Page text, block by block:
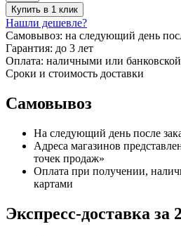
Купить в 1 клик
Нашли дешевле?
Самовывоз: на следующий день
Гарантия: до 3 лет
Оплата: наличными или
Сроки и стоимость доставки
Самовывоз
На следующий день после
Адреса магазинов
точек продаж»
Оплата при получении,
картами
Экспресс-доставка за